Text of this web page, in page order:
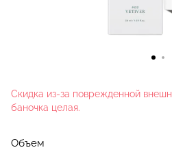
Скидка из-за поврежденной
баночка целая.
Объем